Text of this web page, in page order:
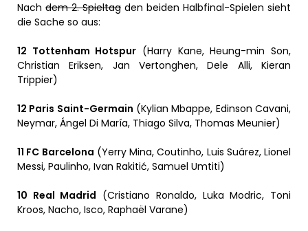
Nach dem 2. Spieltag den beiden Halbfinal-Spielen sieht
die Sache so aus:
12 Tottenham Hotspur (Harry Kane, Heung-min Son,
Christian Eriksen, Jan Vertonghen, Dele Alli, Kieran
Trippier)
12 Paris Saint-Germain (Kylian Mbappe, Edinson Cavani,
Neymar, Ángel Di María, Thiago Silva, Thomas Meunier)
11 FC Barcelona (Yerry Mina, Coutinho, Luis Suárez, Lionel
Messi, Paulinho, Ivan Rakitić, Samuel Umtiti)
10 Real Madrid (Cristiano Ronaldo, Luka Modric, Toni
Kroos, Nacho, Isco, Raphaël Varane)